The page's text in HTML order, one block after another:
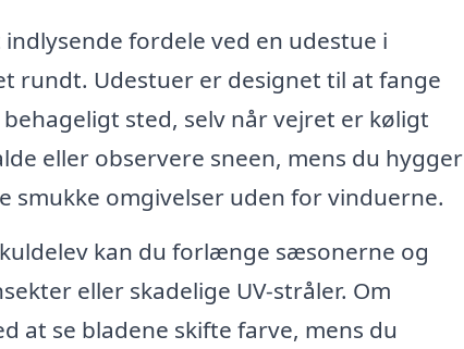
indlysende fordele ved en udestue i
rundt. Udestuer er designet til at fange
sted, selv når vejret er køligt
eller observere sneen, mens du hygger
smukke omgivelser uden for vinduerne.
kan du forlænge sæsonerne og
eller skadelige UV-stråler. Om
at se bladene skifte farve, mens du